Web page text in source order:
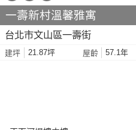
一壽新村溫馨雅寓
台北市文山區一壽街
建坪 21.87坪 屋齡 57.1年